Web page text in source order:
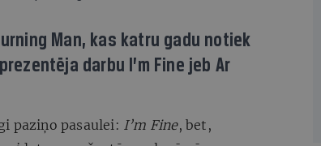
Man, kas katru gadu notiek
darbu I’m Fine jeb Ar
paziņo pasaulei: I’m Fine, bet,